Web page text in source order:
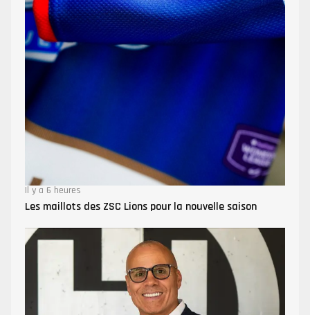
Il y a 6 heures
Les maillots des ZSC Lions pour la nouvelle saison